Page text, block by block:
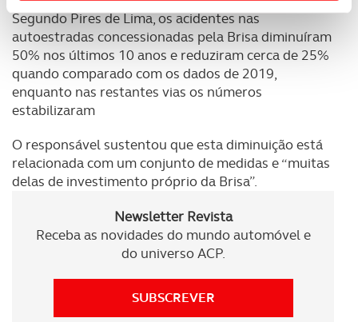
personalizar conteúdos e anúncios, para lhe proporcionar
funcionalidades de redes sociais, bem como para
analisar dados de navegação no nosso website.
Adicionalmente partilhamos informação, relativa à sua
parceiros e organizações na UE e em países terceiros.
O ACP garantirá que as transferências internacionais de
consentimento e quando tal se afigure estritamente
necessário no contexto dos serviços a prestar.
tecnologias similares pode ter impacto na sua
Segundo Pires de Lima, os acidentes nas
autoestradas concessionadas pela Brisa diminuíram
50% nos últimos 10 anos e reduziram cerca de 25%
quando comparado com os dados de 2019,
enquanto nas restantes vias os números
estabilizaram
O responsável sustentou que esta diminuição está
relacionada com um conjunto de medidas e “muitas
delas de investimento próprio da Brisa”.
Newsletter Revista
Receba as novidades do mundo automóvel e
do universo ACP.
SUBSCREVER